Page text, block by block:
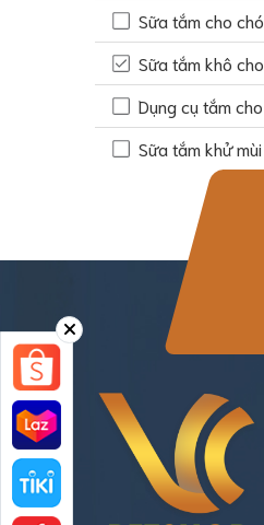
Sữa tắm cho
Sữa tắm khô
Dụng cụ tắm
Sữa tắm khử